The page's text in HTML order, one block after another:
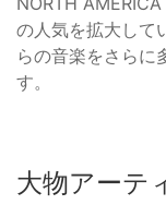
の人気を拡大して
らの音楽をさらに
す。
大物アーテ